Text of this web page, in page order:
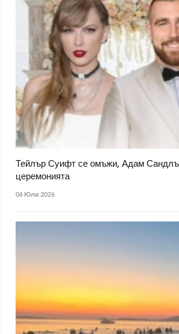
Тейлър Суифт се омъжи, Адам
церемонията
06 Юли 2026